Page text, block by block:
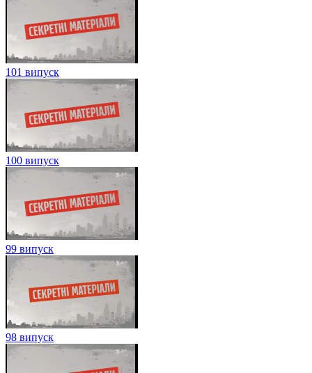
101 випуск
100 випуск
99 випуск
98 випуск